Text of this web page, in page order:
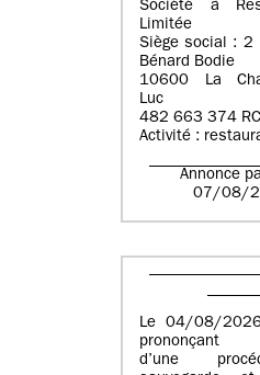
Société à
Limitée
Siège social : 2
Bénard Bodie
10600 La
Luc
482 663 374
Activité :
Annonce
07/08/
Le 04/08/
prononçant
d’une